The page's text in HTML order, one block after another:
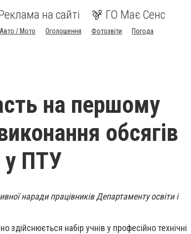
на сайті ГО Має Сенс
Авто / Мото Оголошення Фотозвіти
Погода
на першому
обсягів
ПТУ
наради працівників Департаменту освіти і
здійснюється набір учнів у професійно технічні